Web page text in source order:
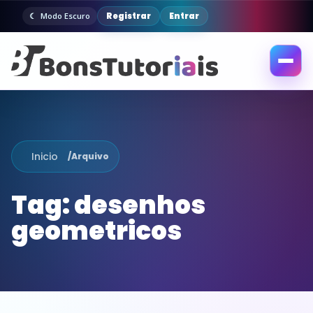
Modo Escuro Registrar Entrar
Abrir
Inicio /Arquivo
Tag:desenhos
geometricos